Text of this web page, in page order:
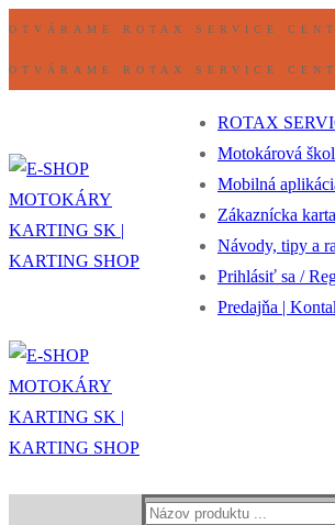
Preskočiť
Ponuka
Zavrieť
OTVÁRAME ROTAX SERVICE
OTVÁRAME ROTAX SERVICE
ROTAX
Motokárová
Mobilná
Zákaznícka karta
Návody, tipy a
Prihlásiť sa /
Predajňa |
Hľadať: